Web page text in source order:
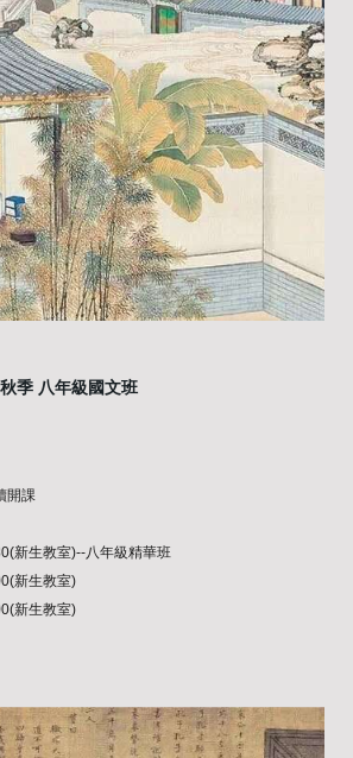
秋季 八年級國文班
開課
新生教室)--八年級精華班
新生教室)
新生教室)